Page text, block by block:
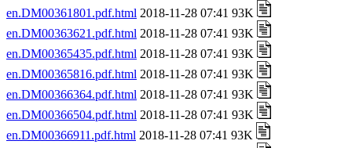
en.DM00361801.pdf.html 2018-11-28 07:41 93K
en.DM00363621.pdf.html 2018-11-28 07:41 93K
en.DM00365435.pdf.html 2018-11-28 07:41 93K
en.DM00365816.pdf.html 2018-11-28 07:41 93K
en.DM00366364.pdf.html 2018-11-28 07:41 93K
en.DM00366504.pdf.html 2018-11-28 07:41 93K
en.DM00366911.pdf.html 2018-11-28 07:41 93K